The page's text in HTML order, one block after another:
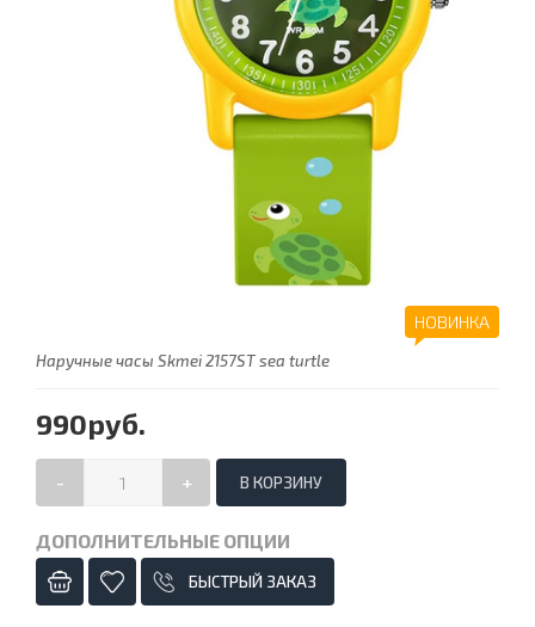
НОВИНКА
Наручные часы Skmei 2157ST sea turtle
990руб.
- +
ДОПОЛНИТЕЛЬНЫЕ ОПЦИИ
БЫСТРЫЙ ЗАКАЗ